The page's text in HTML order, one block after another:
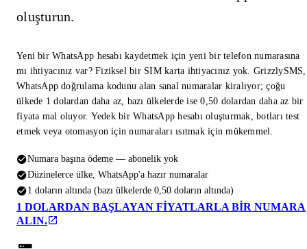
oluşturun.
Yeni bir WhatsApp hesabı kaydetmek için yeni bir telefon numarasına
mı ihtiyacınız var? Fiziksel bir SIM karta ihtiyacınız yok. GrizzlySMS,
WhatsApp doğrulama kodunu alan sanal numaralar kiralıyor; çoğu
ülkede 1 dolardan daha az, bazı ülkelerde ise 0,50 dolardan daha az bir
fiyata mal oluyor. Yedek bir WhatsApp hesabı oluşturmak, botları test
etmek veya otomasyon için numaraları ısıtmak için mükemmel.
Numara başına ödeme — abonelik yok
Düzinelerce ülke, WhatsApp'a hazır numaralar
1 doların altında (bazı ülkelerde 0,50 doların altında)
1 DOLARDAN BAŞLAYAN FIYATLARLA BIR NUMARA
ALIN.